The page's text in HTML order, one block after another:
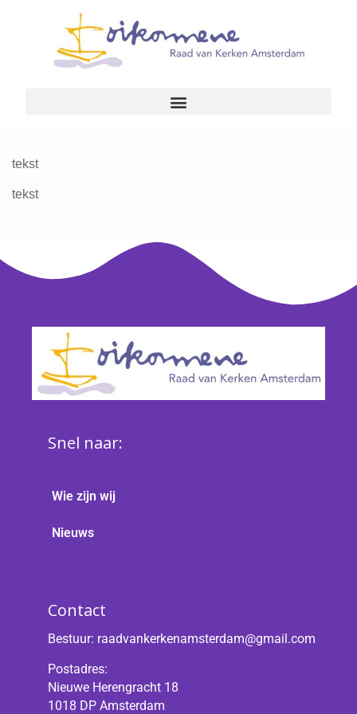
tekst
tekst
Snel naar:
Wie zijn wij
Nieuws
Contact
Bestuur: raadvankerkenamsterdam@gmail.com
Postadres:
Nieuwe Herengracht 18
1018 DP Amsterdam